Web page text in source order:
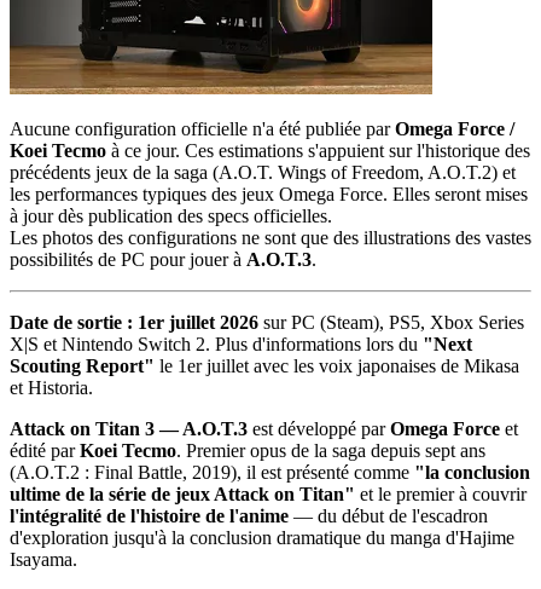
Aucune configuration officielle n'a été publiée parOmega Force /
Koei Tecmo à ce jour. Ces estimations s'appuient sur l'historique des
précédents jeux de la saga (A.O.T. Wings of Freedom, A.O.T.2) et
les performances typiques des jeux Omega Force. Elles seront mises
à jour dès publication des specs officielles.
Les photos des configurations ne sont que des illustrations des vastes
possibilités de PC pour jouer à A.O.T.3.
Date de sortie : 1er juillet 2026 sur PC (Steam), PS5, Xbox Series
X|S et Nintendo Switch 2. Plus d'informations lors du "Next
Scouting Report" le 1er juillet avec les voix japonaises de Mikasa
et Historia.
Attack on Titan 3 — A.O.T.3 est développé parOmega Force et
édité parKoei Tecmo. Premier opus de la saga depuis sept ans
(A.O.T.2 : Final Battle, 2019), il est présenté comme "la conclusion
ultime de la série de jeux Attack on Titan" et le premier à couvrir
l'intégralité de l'histoire de l'anime — du début de l'escadron
d'exploration jusqu'à la conclusion dramatique du manga d'Hajime
Isayama.